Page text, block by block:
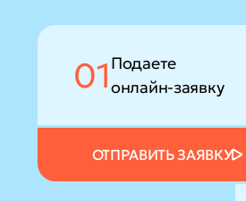
01 Подаете
онлайн-заявку
ОТПРАВИТЬ ЗАЯВКУ